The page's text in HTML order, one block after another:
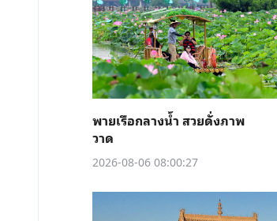
พายเรือกลางน้ำ สวยดั่งภาพ
วาด
2026-08-06 08:00:27